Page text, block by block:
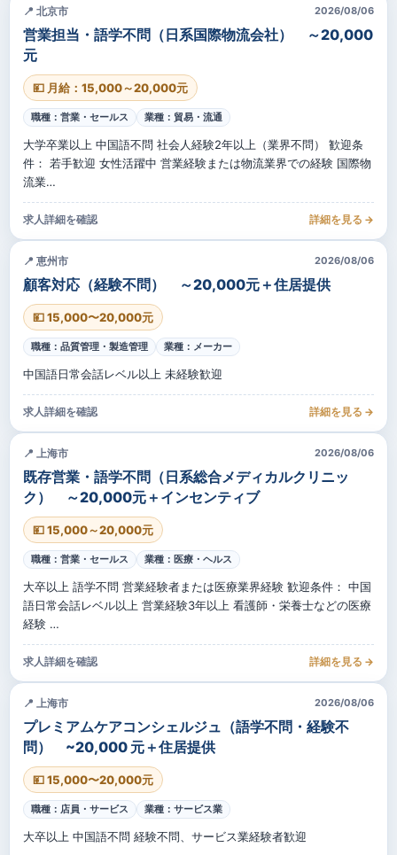
📍 北京市 2026/08/06
営業担当・語学不問（日系国際物流会社） ～20,000
元
💴 月給：15,000～20,000元
職種：営業・セールス 業種：貿易・流通
大学卒業以上 中国語不問 社会人経験2年以上（業界不問） 歓迎条
件： 若手歓迎 女性活躍中 営業経験または物流業界での経験 国際物
流業…
求人詳細を確認 詳細を見る →
📍 恵州市 2026/08/06
顧客対応（経験不問） ～20,000元＋住居提供
💴 15,000〜20,000元
職種：品質管理・製造管理 業種：メーカー
中国語日常会話レベル以上 未経験歓迎
求人詳細を確認 詳細を見る →
📍 上海市 2026/08/06
既存営業・語学不問（日系総合メディカルクリニッ
ク） ～20,000元＋インセンティブ
💴 15,000～20,000元
職種：営業・セールス 業種：医療・ヘルス
大卒以上 語学不問 営業経験者または医療業界経験 歓迎条件： 中国
語日常会話レベル以上 営業経験3年以上 看護師・栄養士などの医療
経験 …
求人詳細を確認 詳細を見る →
📍 上海市 2026/08/06
プレミアムケアコンシェルジュ（語学不問・経験不
問） ~20,000 元＋住居提供
💴 15,000〜20,000元
職種：店員・サービス 業種：サービス業
大卒以上 中国語不問 経験不問、サービス業経験者歓迎